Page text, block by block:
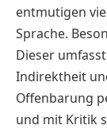
entmutigen
Sprache.
Dieser
Indirektheit
Offenbarung
und mit Kritik